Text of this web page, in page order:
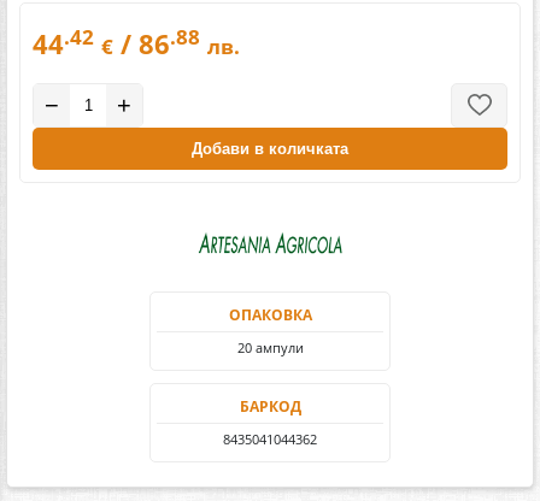
44.42 € / 86.88 лв.
− +
Добави в количката
ОПАКОВКА
20 ампули
БАРКОД
8435041044362